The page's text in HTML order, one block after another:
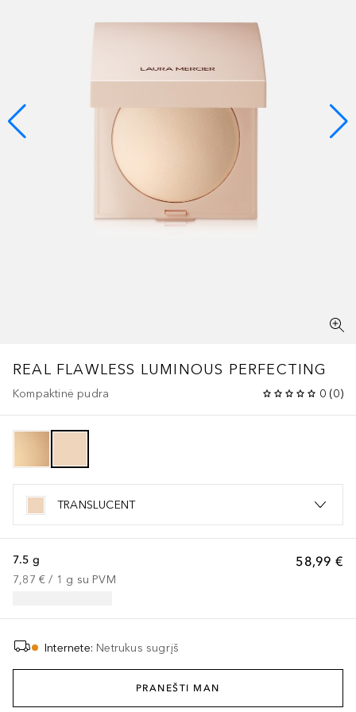
REAL FLAWLESS LUMINOUS PERFECTING
Kompaktinė pudra 0 (0)
TRANSLUCENT
58,99 €
7.5 g
7,87 € / 1 g su PVM
Internete: Netrukus sugrįš
PRANEŠTI MAN